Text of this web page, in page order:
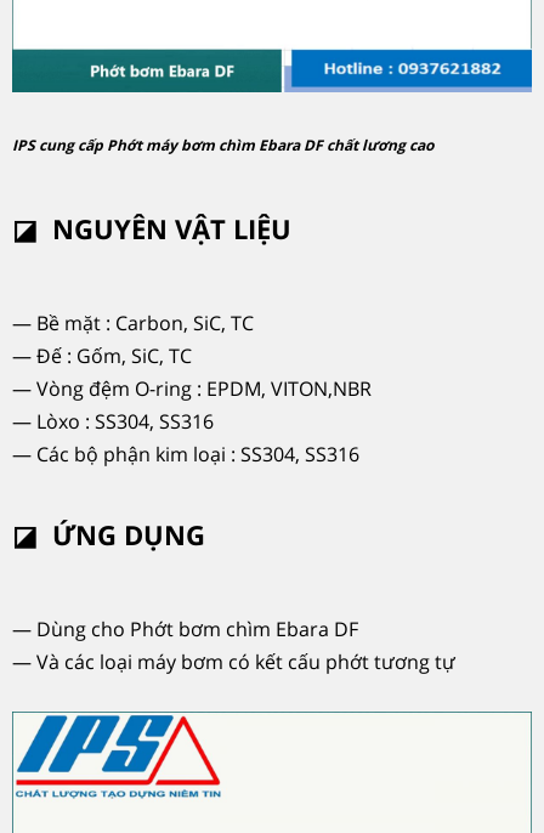
IPS cung cấp Phớt máy bơm chìm Ebara DF chất lương cao
◪ NGUYÊN VẬT LIỆU
— Bề mặt : Carbon, SiC, TC
—Đế : Gốm, SiC, TC
— Vòng đệm O-ring : EPDM, VITON,NBR
— Lòxo : SS304, SS316
— Các bộ phận kim loại : SS304, SS316
◪ ỨNG DỤNG
— Dùng cho Phớt bơm chìm Ebara DF
— Và các loại máy bơm có kết cấu phớt tương tự